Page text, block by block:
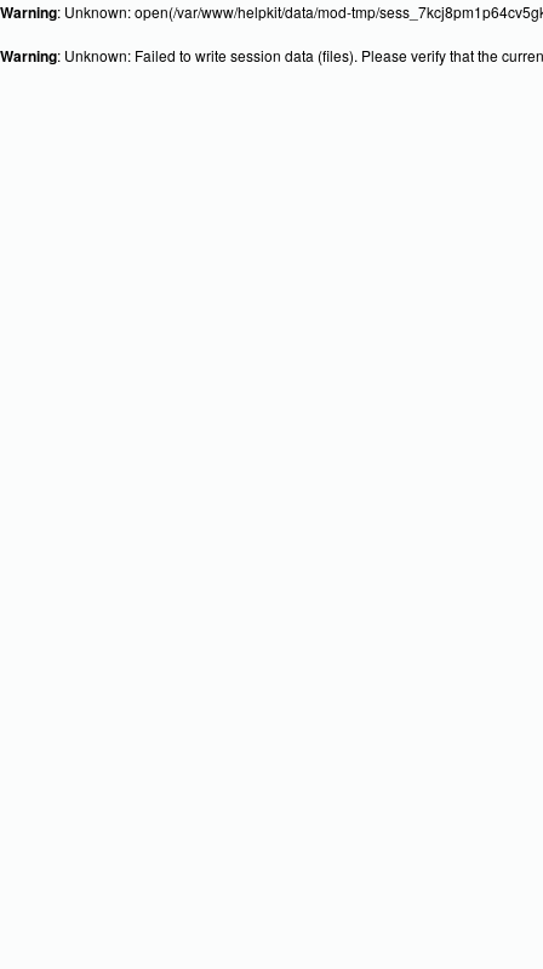
Warning: Unknown: open(/var/www/helpkit/data/mod-tmp/
Warning: Unknown: Failed to write session data (files). Please verify that the